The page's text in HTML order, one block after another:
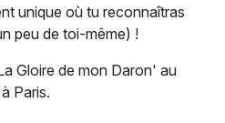
unique où tu reconnaîtras
peu de toi-même) !
Gloire de mon Daron' au
Paris.